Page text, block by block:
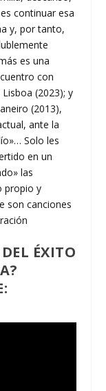
continuar esa
y, por tanto,
es una
con
(2023); y
(2013),
ante la
Solo les
en un
las
propio y
son canciones
ÉXITO